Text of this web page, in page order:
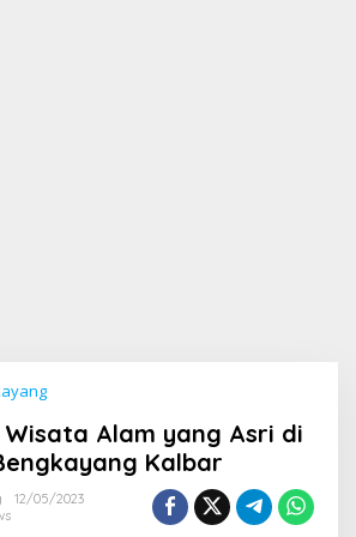
a
m
M
a
Wisata Alam yang Asri di
Kalbar
12/05/2023